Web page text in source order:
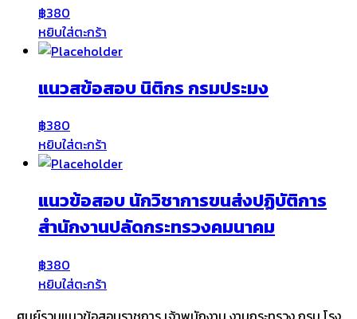
฿380
หยิบใส่ตะกร้า
แนวสข้อสอบ นิติกร กรมประมง
฿380
หยิบใส่ตะกร้า
แนวข้อสอบ นักวิชาการขนส่งปฏิบัติการ
สำนักงานปลัดกระทรวงคมนาคม
฿380
หยิบใส่ตะกร้า